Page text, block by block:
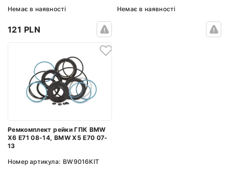
Немає в наявності
121 PLN
Немає в наявності
Ремкомплект рейки ГПК BMW
X6 E71 08-14, BMW X5 E70 07-
13
Номер артикула: BW9016KIT